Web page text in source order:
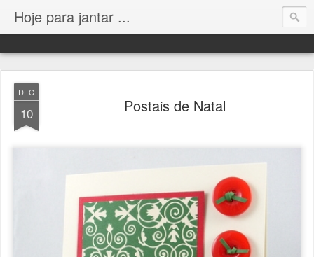
Hoje para jantar ...
DEC
10 Postais de Natal